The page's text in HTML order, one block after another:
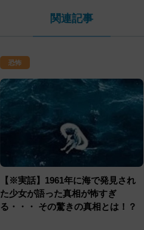
関連記事
恐怖
【※実話】1961年に海で発見され
た少女が語った真相が怖すぎ
る・・・ その驚きの真相とは！？